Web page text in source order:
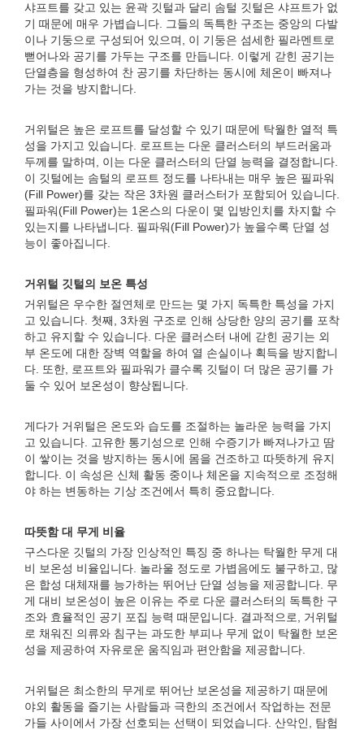
샤프트를 갖고 있는 윤곽 깃털과 달리 솜털 깃털은 샤프트가 없
기 때문에 매우 가볍습니다. 그들의 독특한 구조는 중앙의 다발
이나 기둥으로 구성되어 있으며, 이 기둥은 섬세한 필라멘트로
뻗어나와 공기를 가두는 구조를 만듭니다. 이렇게 갇힌 공기는
단열층을 형성하여 찬 공기를 차단하는 동시에 체온이 빠져나
가는 것을 방지합니다.
거위털은 높은 로프트를 달성할 수 있기 때문에 탁월한 열적 특
성을 가지고 있습니다. 로프트는 다운 클러스터의 부드러움과
두께를 말하며, 이는 다운 클러스터의 단열 능력을 결정합니다.
이 깃털에는 솜털의 로프트 정도를 나타내는 매우 높은 필파워
(Fill Power)를 갖는 작은 3차원 클러스터가 포함되어 있습니다.
필파워(Fill Power)는 1온스의 다운이 몇 입방인치를 차지할 수
있는지를 나타냅니다. 필파워(Fill Power)가 높을수록 단열 성
능이 좋아집니다.
거위털 깃털의 보온 특성
거위털은 우수한 절연체로 만드는 몇 가지 독특한 특성을 가지
고 있습니다. 첫째, 3차원 구조로 인해 상당한 양의 공기를 포착
하고 유지할 수 있습니다. 다운 클러스터 내에 갇힌 공기는 외
부 온도에 대한 장벽 역할을 하여 열 손실이나 획득을 방지합니
다. 또한, 로프트와 필파워가 클수록 깃털이 더 많은 공기를 가
둘 수 있어 보온성이 향상됩니다.
게다가 거위털은 온도와 습도를 조절하는 놀라운 능력을 가지
고 있습니다. 고유한 통기성으로 인해 수증기가 빠져나가고 땀
이 쌓이는 것을 방지하는 동시에 몸을 건조하고 따뜻하게 유지
합니다. 이 속성은 신체 활동 중이나 체온을 지속적으로 조정해
야 하는 변동하는 기상 조건에서 특히 중요합니다.
따뜻함 대 무게 비율
구스다운 깃털의 가장 인상적인 특징 중 하나는 탁월한 무게 대
비 보온성 비율입니다. 놀라울 정도로 가볍음에도 불구하고, 많
은 합성 대체재를 능가하는 뛰어난 단열 성능을 제공합니다. 무
게 대비 보온성이 높은 이유는 주로 다운 클러스터의 독특한 구
조와 효율적인 공기 포집 능력 때문입니다. 결과적으로, 거위털
로 채워진 의류와 침구는 과도한 부피나 무게 없이 탁월한 보온
성을 제공하여 자유로운 움직임과 편안함을 제공합니다.
거위털은 최소한의 무게로 뛰어난 보온성을 제공하기 때문에
야외 활동을 즐기는 사람들과 극한의 조건에서 작업하는 전문
가들 사이에서 가장 선호되는 선택이 되었습니다. 산악인, 탐험